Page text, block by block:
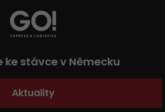
ke stávce v Německu
Aktuality